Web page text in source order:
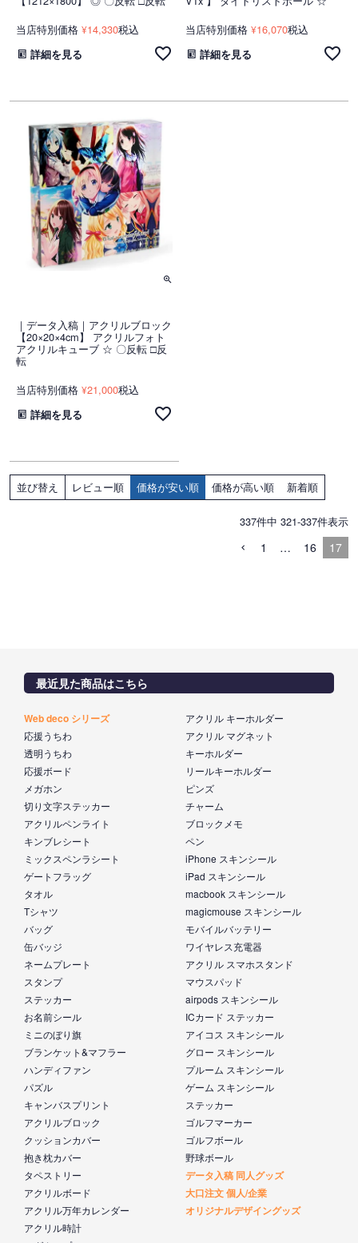
当店特別価格 ¥14,330税込
詳細を見る
当店特別価格 ¥16,070税込
詳細を見る
｜データ入稿｜アクリルブロック
【20×20×4cm】 アクリルフォト
アクリルキューブ ☆ 〇反転 □反
転
当店特別価格 ¥21,000税込
詳細を見る
並び替え レビュー順 価格が安い順 価格が高い順 新着順
337件中 321-337件表示
1 … 16 17
最近見た商品はこちら
Web deco シリーズ
応援うちわ
透明うちわ
応援ボード
メガホン
切り文字ステッカー
アクリルペンライト
キンブレシート
ミックスペンラシート
ゲートフラッグ
タオル
Tシャツ
バッグ
缶バッジ
ネームプレート
スタンプ
ステッカー
お名前シール
ミニのぼり旗
ブランケット&マフラー
ハンディファン
パズル
キャンバスプリント
アクリルブロック
クッションカバー
抱き枕カバー
タペストリー
アクリルボード
アクリル万年カレンダー
アクリル時計
アクリル キーホルダー
アクリル マグネット
キーホルダー
リールキーホルダー
ピンズ
チャーム
ブロックメモ
ペン
iPhone スキンシール
iPad スキンシール
macbook スキンシール
magicmouse スキンシール
モバイルバッテリー
ワイヤレス充電器
アクリル スマホスタンド
マウスパッド
airpods スキンシール
ICカード ステッカー
アイコス スキンシール
グロー スキンシール
プルーム スキンシール
ゲーム スキンシール
ステッカー
ゴルフマーカー
ゴルフボール
野球ボール
データ入稿 同人グッズ
大口注文 個人/企業
オリジナルデザイングッズ